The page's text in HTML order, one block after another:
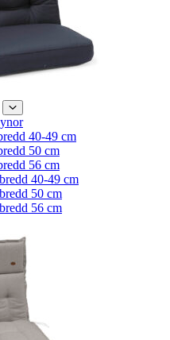
40-49 cm
50 cm
56 cm
40-49 cm
50 cm
56 cm